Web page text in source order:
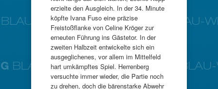
erzielte den Ausgleich. In der 34. Minute
köpfte Ivana Fuso eine präzise
Freistoßflanke von Celine Kröger zur
erneuten Führung ins Gästetor. In der
zweiten Halbzeit entwickelte sich ein
ausgeglichenes, vor allem im Mittelfeld
hart umkämpftes Spiel. Herrenberg
versuchte immer wieder, die Partie noch
zu drehen, doch die bärenstarke Abwehr